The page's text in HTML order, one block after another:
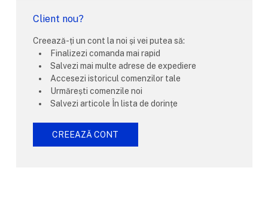
Client nou?
Creează-ți un cont la noi și vei putea să:
Finalizezi comanda mai rapid
Salvezi mai multe adrese de expediere
Accesezi istoricul comenzilor tale
Urmărești comenzile noi
Salvezi articole În lista de dorințe
CREEAZĂ CONT